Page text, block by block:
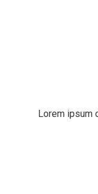
Lorem ipsum